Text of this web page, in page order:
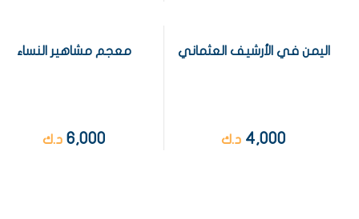
اليمن في الأرشيف العثماني
4,000 د.ك
معجم مشاهير النساء
6,000 د.ك